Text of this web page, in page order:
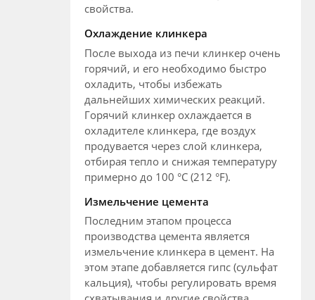
свойства.
Охлаждение клинкера
После выхода из печи клинкер очень
горячий, и его необходимо быстро
охладить, чтобы избежать
дальнейших химических реакций.
Горячий клинкер охлаждается в
охладителе клинкера, где воздух
продувается через слой клинкера,
отбирая тепло и снижая температуру
примерно до 100 °C (212 °F).
Измельчение цемента
Последним этапом процесса
производства цемента является
измельчение клинкера в цемент. На
этом этапе добавляется гипс (сульфат
кальция), чтобы регулировать время